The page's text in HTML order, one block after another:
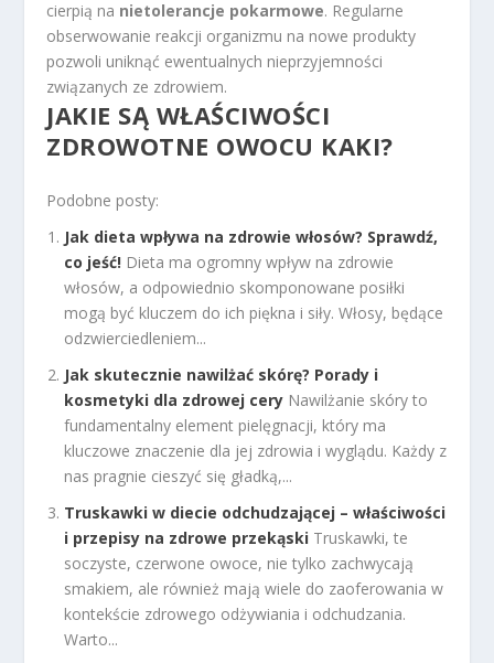
cierpią na nietolerancje pokarmowe. Regularne
obserwowanie reakcji organizmu na nowe produkty
pozwoli uniknąć ewentualnych nieprzyjemności
związanych ze zdrowiem.
JAKIE SĄ WŁAŚCIWOŚCI
ZDROWOTNE OWOCU KAKI?
Podobne posty:
Jak dieta wpływa na zdrowie włosów? Sprawdź,
co jeść! Dieta ma ogromny wpływ na zdrowie
włosów, a odpowiednio skomponowane posiłki
mogą być kluczem do ich piękna i siły. Włosy, będące
odzwierciedleniem...
Jak skutecznie nawilżać skórę? Porady i
kosmetyki dla zdrowej cery Nawilżanie skóry to
fundamentalny element pielęgnacji, który ma
kluczowe znaczenie dla jej zdrowia i wyglądu. Każdy z
nas pragnie cieszyć się gładką,...
Truskawki w diecie odchudzającej – właściwości
i przepisy na zdrowe przekąski Truskawki, te
soczyste, czerwone owoce, nie tylko zachwycają
smakiem, ale również mają wiele do zaoferowania w
kontekście zdrowego odżywiania i odchudzania.
Warto...